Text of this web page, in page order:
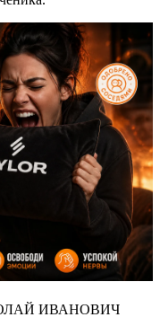
ИВАНОВИЧ